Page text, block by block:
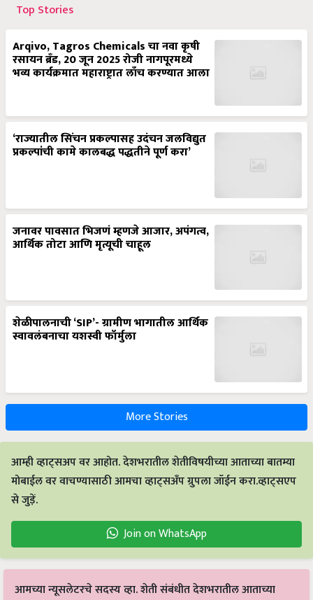
Top Stories
Arqivo, Tagros Chemicals चा नवा कृषी
रसायन ब्रँड, 20 जून 2025 रोजी नागपूरमध्ये
भव्य कार्यक्रमात महाराष्ट्रात लाँच करण्यात आला
‘राज्यातील सिंचन प्रकल्पासह उदंचन जलविद्युत
प्रकल्पांची कामे कालबद्ध पद्धतीने पूर्ण करा’
जनावर पावसात भिजणं म्हणजे आजार, अपंगत्व,
आर्थिक तोटा आणि मृत्यूची चाहूल
शेळीपालनाची ‘SIP’- ग्रामीण भागातील आर्थिक
स्वावलंबनाचा यशस्वी फॉर्मुला
More Stories
आम्ही व्हाट्सअप वर आहोत. देशभरातील शेतीविषयीच्या आताच्या बातम्या
मोबाईल वर वाचण्यासाठी आमचा व्हाट्सअँप ग्रुपला जॉईन करा.व्हाट्सएप
से जुड़ें.
Join on WhatsApp
आमच्या न्यूसलेटरचे सदस्य व्हा. शेती संबंधीत देशभरातील आताच्या